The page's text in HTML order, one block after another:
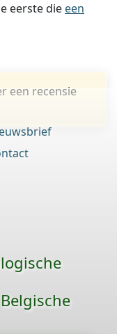
eerste die een
een recensie